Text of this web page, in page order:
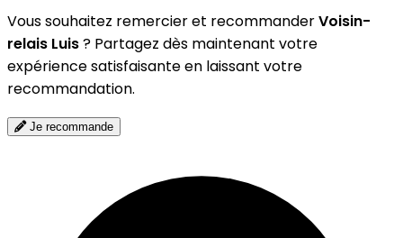
Vous souhaitez remercier et recommanderVoisin-
relais Luis? Partagez dès maintenant votre
expérience satisfaisante en laissant votre
recommandation.
Je recommande